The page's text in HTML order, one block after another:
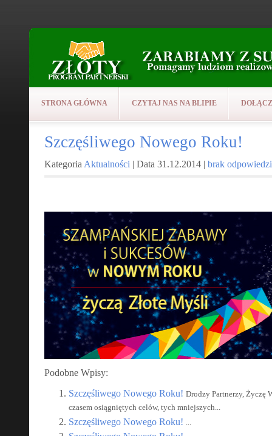
STRONA GŁÓWNA CZYTAJ NAS NA BLIPIE
Szczęśliwego Nowego Roku!
Kategoria Aktualności | Data 31.12.2014 | brak odpowiedzi
Podobne Wpisy:
Szczęśliwego Nowego Roku! Drodzy Partnerzy, Życzę
czasem osiągniętych celów, tych mniejszych...
Szczęśliwego Nowego Roku! ...